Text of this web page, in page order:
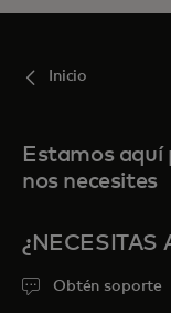
Inicio
Estamos aquí
nos necesites
¿NECESITAS
Obtén soporte